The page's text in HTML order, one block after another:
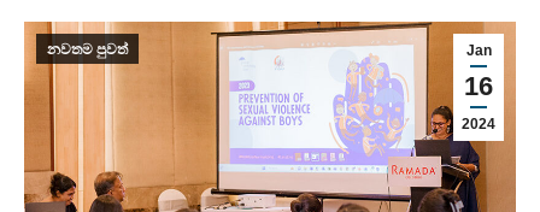
Jan
16
2024
නවතම පුවත්